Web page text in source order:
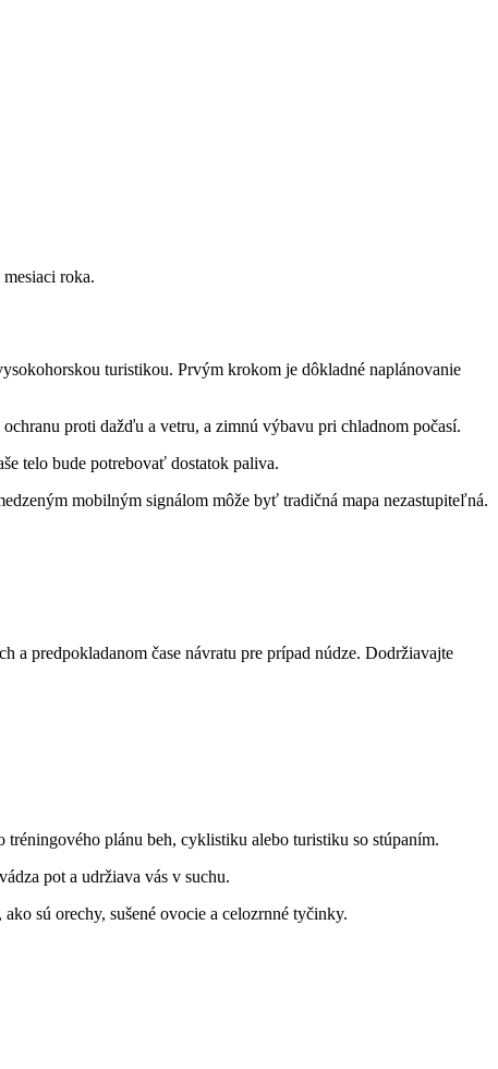
roka.
turistikou. Prvým krokom je dôkladné naplánovanie
proti dažďu a vetru, a zimnú ‍výbavu pri chladnom počasí.
telo bude potrebovať dostatok paliva.
mobilným signálom môže byť tradičná mapa nezastupiteľná.
predpokladanom čase návratu pre prípad núdze. Dodržiavajte
plánu beh, cyklistiku alebo⁣ turistiku so stúpaním.
pot a udržiava‍ vás v suchu.
sú orechy, sušené ovocie a celozrnné tyčinky.